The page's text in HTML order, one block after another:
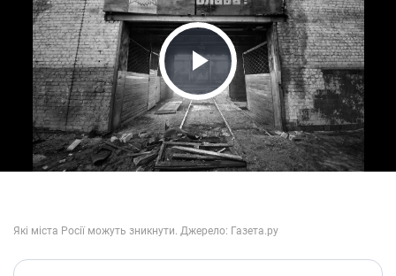
Play Video